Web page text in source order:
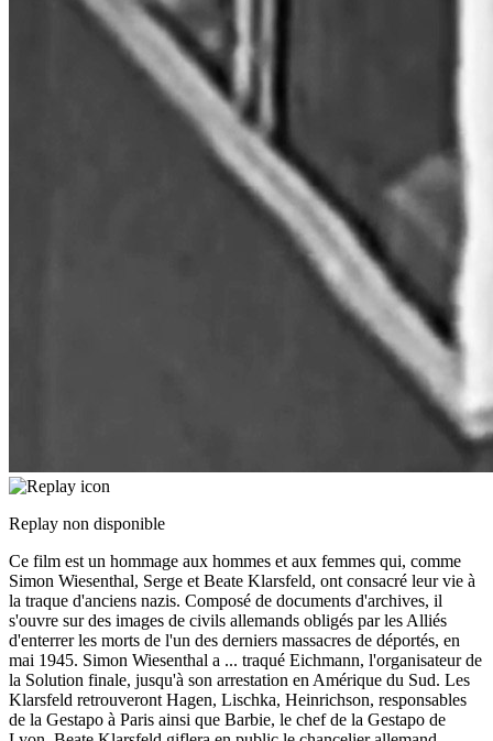
Replay non disponible
Ce film est un hommage aux hommes et aux femmes qui, comme
Simon Wiesenthal, Serge et Beate Klarsfeld, ont consacré leur vie à
la traque d'anciens nazis. Composé de documents d'archives, il
s'ouvre sur des images de civils allemands obligés par les Alliés
d'enterrer les morts de l'un des derniers massacres de déportés, en
mai 1945. Simon Wiesenthal a ... traqué Eichmann, l'organisateur de
la Solution finale, jusqu'à son arrestation en Amérique du Sud. Les
Klarsfeld retrouveront Hagen, Lischka, Heinrichson, responsables
de la Gestapo à Paris ainsi que Barbie, le chef de la Gestapo de